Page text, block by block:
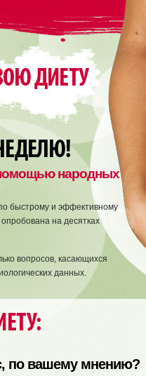
народных
быстрому и эффективному
на десятках
вопросов, касающихся
данных.
по вашему мнению?